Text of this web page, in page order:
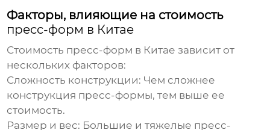
Факторы, влияющие на стоимость
пресс-форм в Китае
Стоимость пресс-форм в Китае зависит от
нескольких факторов:
Сложность конструкции: Чем сложнее
конструкция пресс-формы, тем выше ее
стоимость.
Размер и вес: Большие и тяжелые пресс-